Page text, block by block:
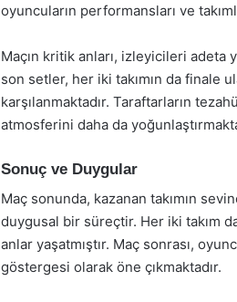
oyuncuların performansları ve
Maçın kritik anları, izleyicileri adeta
son setler, her iki takımın da finale
karşılanmaktadır. Taraftarların
atmosferini daha da
Sonuç ve Duygular
Maç sonunda, kazanan takımın
duygusal bir süreçtir. Her iki takım
anlar yaşatmıştır. Maç sonrası,
göstergesi olarak öne çıkmaktadır.